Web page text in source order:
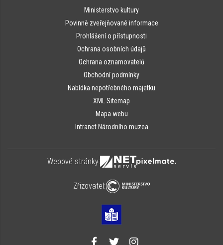
Ministerstvo kultury
Povinně zveřejňované informace
Prohlášení o přístupnosti
Ochrana osobních údajů
Ochrana oznamovatelů
Obchodní podmínky
Nabídka nepotřebného majetku
XML Sitemap
Mapa webu
Intranet Národního muzea
Webové stránky:
Zřizovatel: